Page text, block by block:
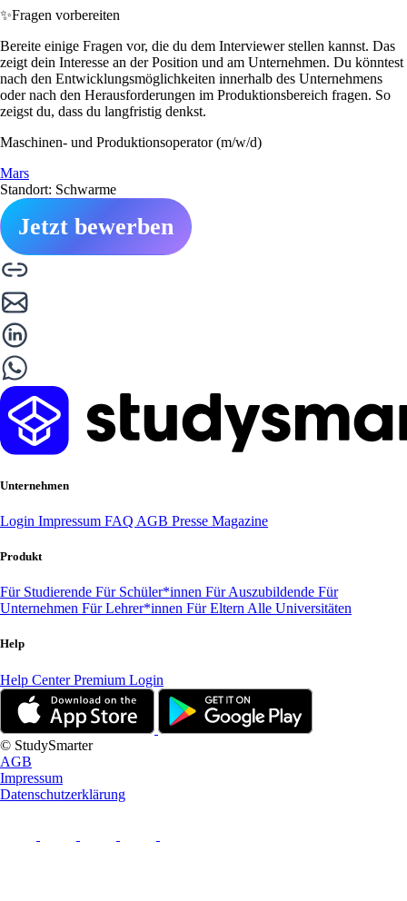
✨Fragen vorbereiten
Bereite einige Fragen vor, die du dem Interviewer stellen kannst. Das
zeigt dein Interesse an der Position und am Unternehmen. Du könntest
nach den Entwicklungsmöglichkeiten innerhalb des Unternehmens
oder nach den Herausforderungen im Produktionsbereich fragen. So
zeigst du, dass du langfristig denkst.
Maschinen- und Produktionsoperator (m/w/d)
Mars
Standort: Schwarme
Jetzt bewerben
Unternehmen
Login Impressum FAQ AGB Presse Magazine
Produkt
Für Studierende Für Schüler*innen Für Auszubildende Für
Unternehmen Für Lehrer*innen Für Eltern Alle Universitäten
Help
Help CenterPremium Login
© StudySmarter
AGB
Impressum
Datenschutzerklärung